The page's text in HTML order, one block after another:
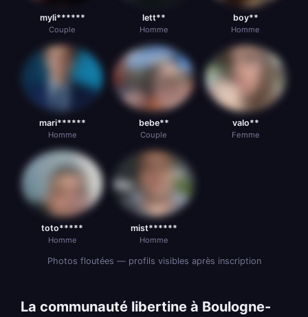
myli******
Couple
lett**
Homme
boy**
Homme
mari******
Homme
bebe**
Couple
valo**
Femme
toto*****
Homme
mist******
Homme
Photos floutées — profils visibles après inscription
La communauté libertine à Boulogne-